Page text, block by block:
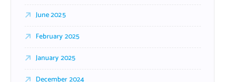
June 2025
February 2025
January 2025
December 2024